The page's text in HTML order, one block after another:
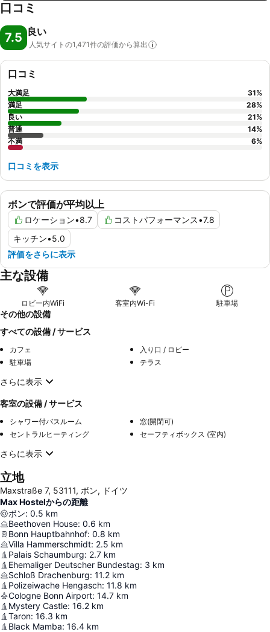
口コミ
7.5 良い
人気サイトの1,471件の評価から算出
ボンで評価が平均以上
ロケーション•8.7 コストパフォーマンス•7.8
キッチン•5.0
評価をさらに表示
口コミ
大満足 31%
満足
28%
良い
21%
普通
14%
不満
6%
口コミを表示
主な設備
ロビー内WiFi 客室内Wi-Fi 駐車場
その他の設備
すべての設備 / サービス
カフェ
入り口 / ロビー
駐車場
テラス
さらに表示
客室の設備 / サービス
シャワー付バスルーム
窓(開閉可)
セントラルヒーティング
セーフティボックス (室内)
さらに表示
立地
Maxstraße 7, 53111, ボン, ドイツ
Max Hostelからの距離
ボン: 0.5 km
Beethoven House: 0.6 km
Bonn Hauptbahnhof: 0.8 km
Villa Hammerschmidt: 2.5 km
Palais Schaumburg: 2.7 km
Ehemaliger Deutscher Bundestag: 3 km
Schloß Drachenburg: 11.2 km
Polizeiwache Hengasch: 11.8 km
Cologne Bonn Airport: 14.7 km
Mystery Castle: 16.2 km
Taron: 16.3 km
Black Mamba: 16.4 km